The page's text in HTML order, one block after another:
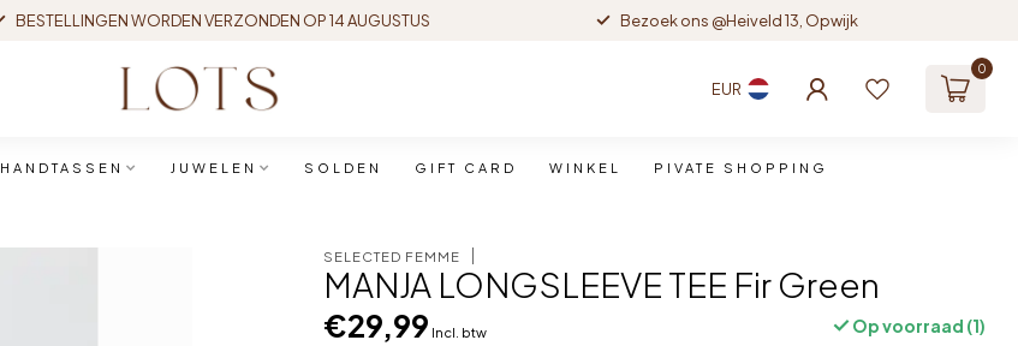
BESTELLINGEN WORDEN VERZONDEN OP 14 AUGUSTUS Bezoek ons @Heiveld 13, Opwijk
EUR
0
HANDTASSEN JUWELEN SOLDEN GIFT CARD WINKEL PIVATE SHOPPING
SELECTED FEMME
MANJA LONGSLEEVE TEE Fir Green
€29,99 Incl. btw Op voorraad (1)